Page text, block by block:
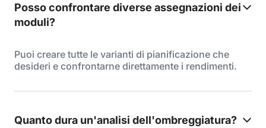
Posso confrontare diverse assegnazioni dei
moduli?
Puoi creare tutte le varianti di pianificazione che
desideri e confrontarne direttamente i rendimenti.
Quanto dura un'analisi dell'ombreggiatura?